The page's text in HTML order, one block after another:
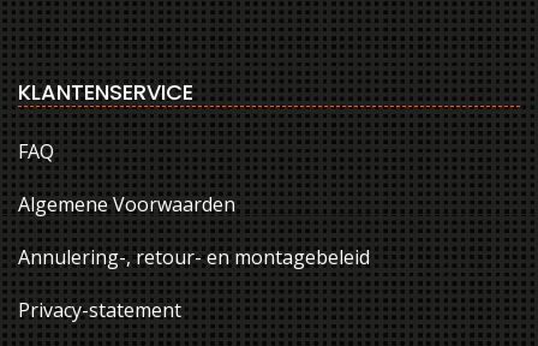
KLANTENSERVICE
FAQ
Algemene Voorwaarden
Annulering-, retour- en montagebeleid
Privacy-statement